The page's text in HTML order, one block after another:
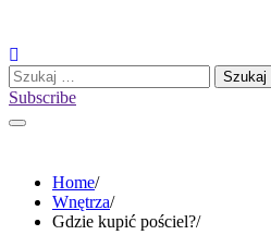
content
Szukaj:
Subscribe
Home
Wnętrza
Gdzie kupić pościel?